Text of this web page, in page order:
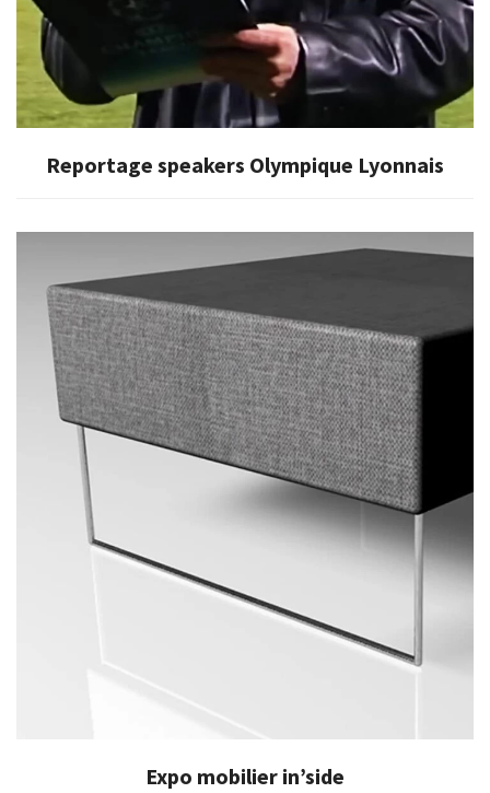
Reportage speakers Olympique Lyonnais
Expo mobilier in’side